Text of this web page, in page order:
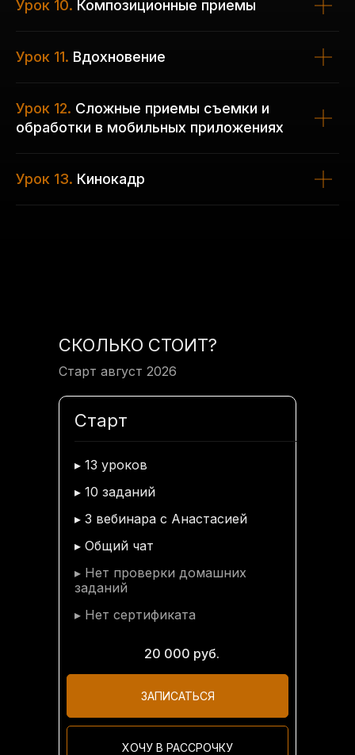
Урок 10. Композиционные приемы
Урок 11. Вдохновение
Урок 12. Сложные приемы съемки и
обработки в мобильных приложениях
Урок 13. Кинокадр
СКОЛЬКО СТОИТ?
Старт август 2026
Старт
20 000 руб.
▸ Общий чат
▸ Нет сертификата
▸ 13 уроков
▸ 10 заданий
▸ 3 вебинара с Анастасией
▸ Нет проверки домашних
заданий
ХОЧУ В РАССРОЧКУ
ЗАПИСАТЬСЯ